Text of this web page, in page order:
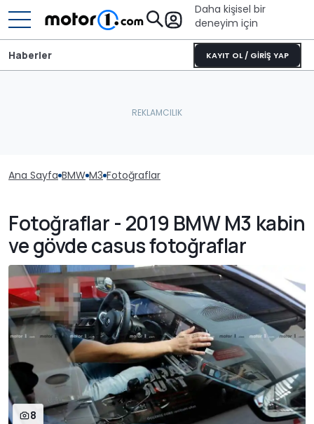
Daha kişisel bir
deneyim için
KAYIT OL / GİRİŞ YAP
Haberler
Ana Sayfa BMW M3 Fotoğraflar
Fotoğraflar - 2019 BMW M3 kabin
ve gövde casus fotoğraflar
8